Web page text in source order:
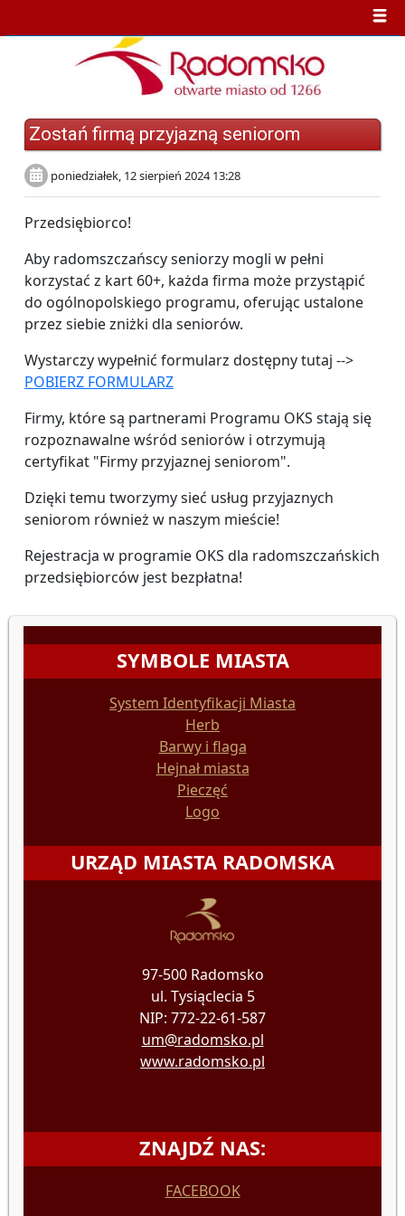
Zostań firmą przyjazną seniorom
poniedziałek, 12 sierpień 2024 13:28
Przedsiębiorco!
Aby radomszczańscy seniorzy mogli w pełni
korzystać z kart 60+, każda firma może przystąpić
do ogólnopolskiego programu, oferując ustalone
przez siebie zniżki dla seniorów.
Wystarczy wypełnić formularz dostępny tutaj -->
POBIERZ FORMULARZ
Firmy, które są partnerami Programu OKS stają się
rozpoznawalne wśród seniorów i otrzymują
certyfikat "Firmy przyjaznej seniorom".
Dzięki temu tworzymy sieć usług przyjaznych
seniorom również w naszym mieście!
Rejestracja w programie OKS dla radomszczańskich
przedsiębiorców jest bezpłatna!
SYMBOLE MIASTA
System Identyfikacji Miasta
Herb
Barwy i flaga
Hejnał miasta
Pieczęć
Logo
URZĄD MIASTA RADOMSKA
97-500 Radomsko
ul. Tysiąclecia 5
NIP: 772-22-61-587
um@radomsko.pl
www.radomsko.pl
ZNAJDŹ NAS:
FACEBOOK